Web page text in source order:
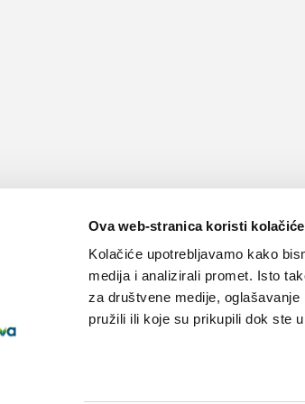
Ova web-stranica koristi kolačiće
Kolačiće upotrebljavamo kako
medija i analizirali promet. Isto
za društvene medije,
pružili ili koje su prikupili dok ste